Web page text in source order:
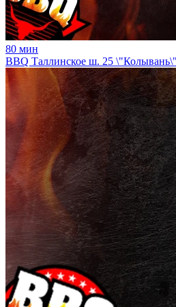
80 мин
BBQ Таллинское ш. 25 \"Колывань\"